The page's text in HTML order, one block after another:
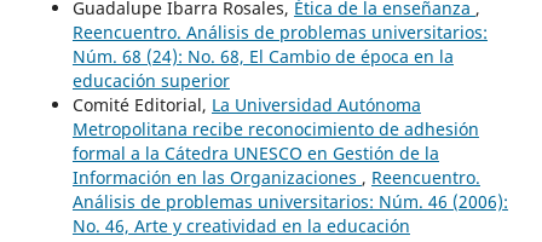
Guadalupe Ibarra Rosales, Ética de la enseñanza ,
Reencuentro. Análisis de problemas universitarios:
Núm. 68 (24): No. 68, El Cambio de época en la
educación superior
Comité Editorial, La Universidad Autónoma
Metropolitana recibe reconocimiento de adhesión
formal a la Cátedra UNESCO en Gestión de la
Información en las Organizaciones , Reencuentro.
Análisis de problemas universitarios: Núm. 46 (2006):
No. 46, Arte y creatividad en la educación